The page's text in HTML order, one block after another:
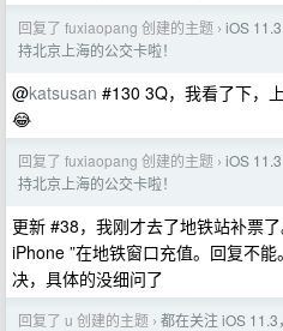
回复了 fuxiaopang 创建的主题 › iOS
持北京上海的公交卡啦！
@katsusan #130 3Q，我看了下，
😂
回复了 fuxiaopang 创建的主题 › iOS
持北京上海的公交卡啦！
更新 #38，我刚才去了地铁站补票
iPhone ”在地铁窗口充值。回复不
决，具体的没细问了
回复了 u 创建的主题 › 都在关注 iOS